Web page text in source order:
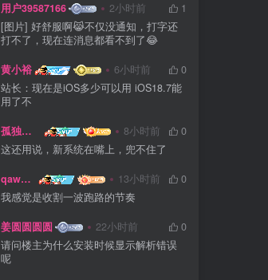
用户39587166 2小时前
1
[图片] 好舒服啊😹不仅没通知，打字还
打不了，现在连消息都看不到了😂
黄小裕 6小时前
0
站长：现在是iOS多少可以用 iOS18.7能
用了不
孤独浪人 8小时前
0
这还用说，新系统在嘴上，兜不住了
qaws111879 13小时前
0
我感觉是收割一波跑路的节奏
姜圆圆圆圆 22小时前
0
请问楼主为什么安装时候显示解析错误
呢